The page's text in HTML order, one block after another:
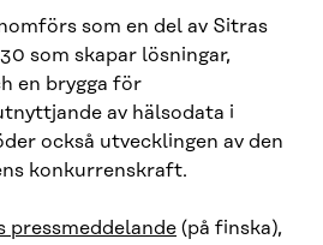
som en del av Sitras
som skapar lösningar,
en brygga för
av hälsodata i
också utvecklingen av den
konkurrenskraft.
pressmeddelande (på finska),